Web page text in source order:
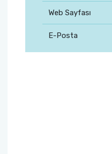
Web Sayfası
E-Posta